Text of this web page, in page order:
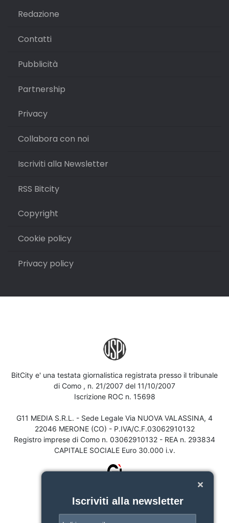
Redazione
Contatti
Pubblicità
Partnership
Privacy
Collabora con noi
Iscriviti alla Newsletter
RSS Bitcity
Copyright
Cookie policy
Privacy policy
BitCity e' una testata giornalistica registrata presso il tribunale
di Como , n. 21/2007 del 11/10/2007
Iscrizione ROC n. 15698
G11 MEDIA S.R.L. - Sede Legale Via NUOVA VALASSINA, 4
22046 MERONE (CO) - P.IVA/C.F.03062910132
Registro imprese di Como n. 03062910132 - REA n. 293834
CAPITALE SOCIALE Euro 30.000 i.v.
Iscriviti alla newsletter